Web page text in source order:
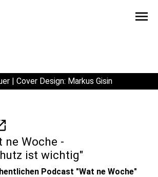
menu
| Cover Design: Markus Gisin
ne Woche -
ist wichtig"
Podcast "Wat ne Woche"